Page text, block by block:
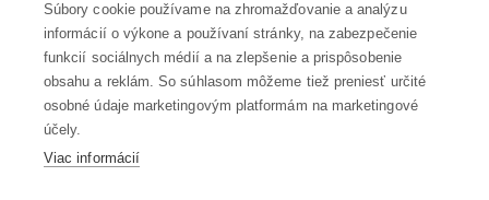
Kontakt
Kontaktujte nás
info@robotworld.sk
02 / 205 103 00
Súbory cookie používame na zhromažďovanie a analýzu
informácií o výkone a používaní stránky, na zabezpečenie
funkcií sociálnych médií a na zlepšenie a prispôsobenie
obsahu a reklám. So súhlasom môžeme tiež preniesť určité
osobné údaje marketingovým platformám na marketingové
účely.
Viac informácií